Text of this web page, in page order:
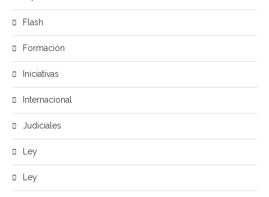
Flash
Formación
Iniciativas
Internacional
Judiciales
Ley
Ley